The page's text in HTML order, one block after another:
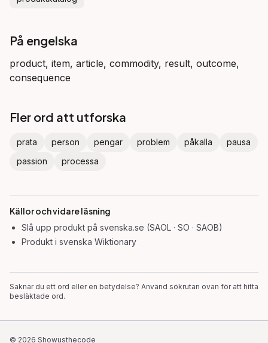
På engelska
product, item, article, commodity, result, outcome,
consequence
Fler ord att utforska
prata person pengar problem påkalla
pausa
passion
processa
Källor och vidare läsning
Slå upp produkt på svenska.se (SAOL · SO · SAOB)
Produkt i svenska Wiktionary
Saknar du ett ord eller en betydelse? Använd sökrutan ovan för att hitta
besläktade ord.
© 2026 Showusthecode